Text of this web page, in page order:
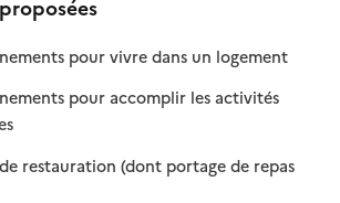
pour vivre dans un logement
:
: non
pour accomplir les activités
disponible
restauration (dont portage de repas
disponible